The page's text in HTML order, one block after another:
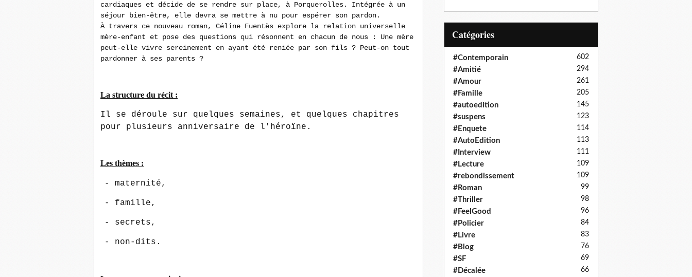
cardiaques et décide de se rendre sur place, à Porquerolles. Intégrée à un
séjour bien-être, elle devra se mettre à nu pour espérer son pardon.
À travers ce nouveau roman, Céline Fuentès explore la relation universelle
mère-enfant et pose des questions qui résonnent en chacun de nous : Une mère
peut-elle vivre sereinement en ayant été reniée par son fils ? Peut-on tout
pardonner à ses parents ?
La structure du récit :
Il se déroule sur quelques semaines, et quelques chapitres
pour plusieurs anniversaire de l'héroïne.
Les thèmes :
- maternité,
- famille,
- secrets,
- non-dits.
Catégories
#Contemporain 602
#Amitié 294
#Amour 261
#Famille 205
#autoedition 145
#suspens 123
#Enquete 114
#AutoEdition 113
#Interview 111
#Lecture 109
#rebondissement 109
#Roman 99
#Thriller 98
#FeelGood 96
#Policier 84
#Livre 83
#Blog 76
#SF 69
#Décalée 66